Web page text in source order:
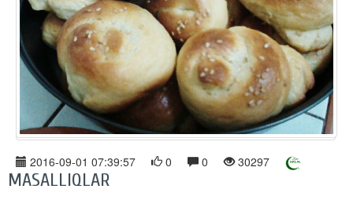
2016-09-01 07:39:57 0 0 30297
MASALLIQLAR